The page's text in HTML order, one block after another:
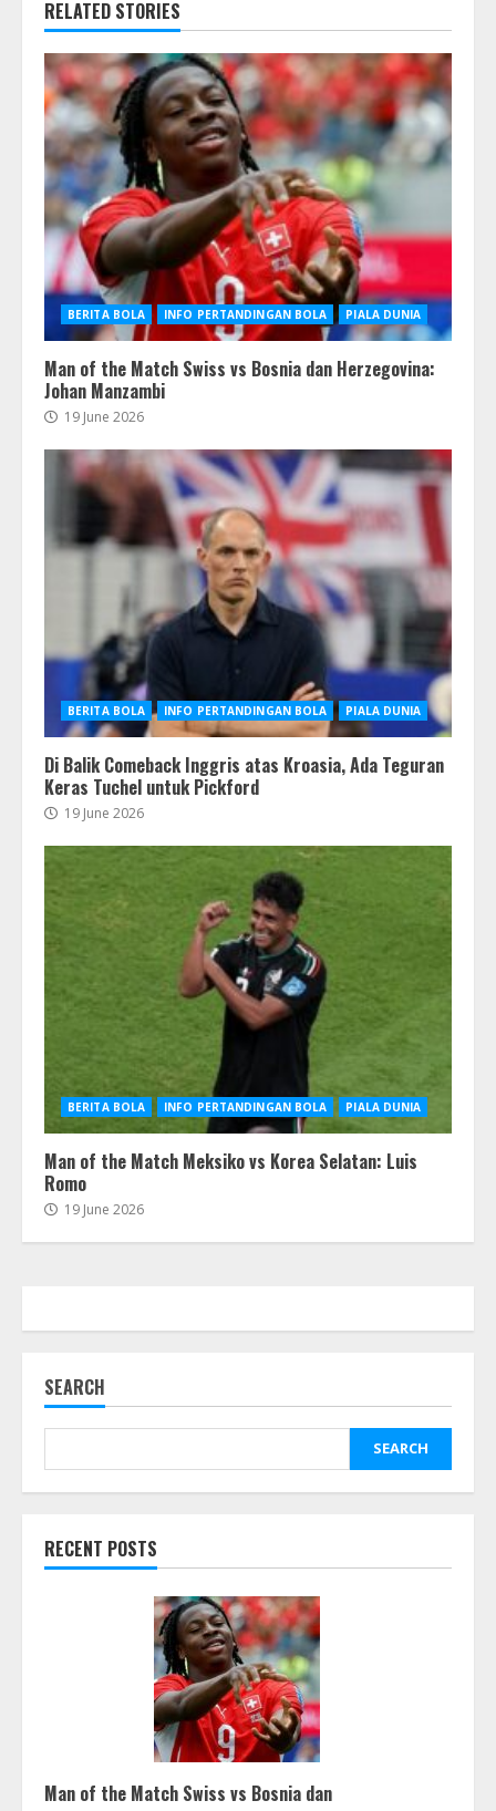
RELATED STORIES
BERITA BOLA INFO PERTANDINGAN BOLA PIALA DUNIA
Man of the Match Swiss vs Bosnia dan Herzegovina:
Johan Manzambi
19 June 2026
BERITA BOLA INFO PERTANDINGAN BOLA PIALA DUNIA
Di Balik Comeback Inggris atas Kroasia, Ada Teguran
Keras Tuchel untuk Pickford
19 June 2026
BERITA BOLA INFO PERTANDINGAN BOLA PIALA DUNIA
Man of the Match Meksiko vs Korea Selatan: Luis
Romo
19 June 2026
SEARCH
SEARCH
RECENT POSTS
Man of the Match Swiss vs Bosnia dan